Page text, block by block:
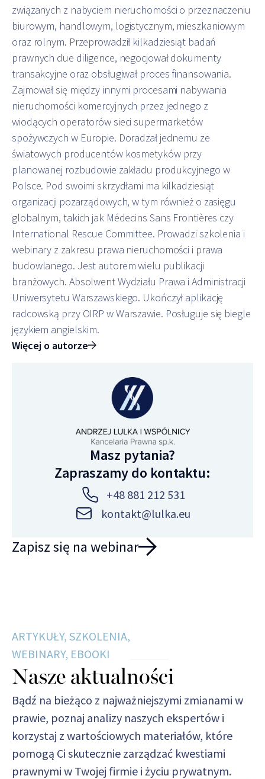
związanych z nabyciem nieruchomości o przeznaczeniu
biurowym, handlowym, logistycznym, mieszkaniowym
oraz rolnym. Przeprowadził kilkadziesiąt badań
prawnych due diligence, negocjował dokumenty
transakcyjne oraz obsługiwał proces finansowania.
Zajmował się między innymi procesami nabywania
nieruchomości komercyjnych przez jednego z
wiodących operatorów sieci supermarketów
spożywczych w Europie. Doradzał jednemu ze
światowych producentów kosmetyków przy
planowanej rozbudowie zakładu produkcyjnego w
Polsce. Pod swoimi skrzydłami ma kilkadziesiąt
organizacji pozarządowych, w tym również o zasięgu
globalnym, takich jak Médecins Sans Frontières czy
International Rescue Committee. Prowadzi szkolenia i
webinary z zakresu prawa nieruchomości i prawa
budowlanego. Jest autorem wielu publikacji
branżowych. Absolwent Wydziału Prawa i Administracji
Uniwersytetu Warszawskiego. Ukończył aplikację
radcowską przy OIRP w Warszawie. Posługuje się biegle
językiem angielskim.
Więcej o autorze
Masz pytania?
Zapraszamy do kontaktu:
+48 881 212 531
kontakt@lulka.eu
Zapisz się na webinar
ARTYKUŁY, SZKOLENIA,
WEBINARY, EBOOKI
Nasze aktualności
Bądź na bieżąco z najważniejszymi zmianami w
prawie, poznaj analizy naszych ekspertów i
korzystaj z wartościowych materiałów, które
pomogą Ci skutecznie zarządzać kwestiami
prawnymi w Twojej firmie i życiu prywatnym.